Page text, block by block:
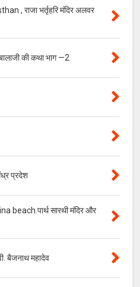
, राजा भर्तृहरि मंदिर अलवर
की कथा भाग —2
प्रदेश
सारथी मंदिर और
बैजनाथ महादेव